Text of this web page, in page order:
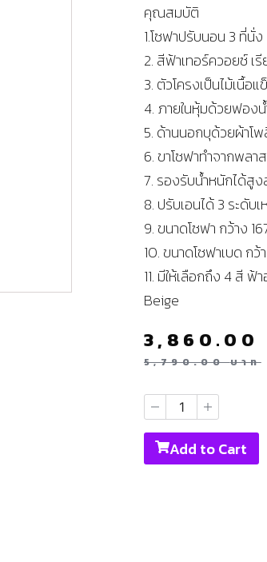
คุณสมบัติ
1.โซฟาปรับนอน 3 ที่นั่ง
2. สีฟ้าเทอร์ควอยซ์
3. ตัวโครงเป็นไม้เนื้อ
4. ภายในหุ้มด้วยฟอง
5. ด้านนอกบุด้วยผ้าโ
6. ขาโซฟาทำจากพล
7. รองรับน้ำหนักได้สู
8. ปรับเอนได้ 3 ระดับ
9. ขนาดโซฟา กว้าง
10. ขนาดโซฟาเบด ก
11. มีให้เลือกถึง 4 สี ฟ้
Beige
5,790.00บาท
3,860.00
Add to Cart